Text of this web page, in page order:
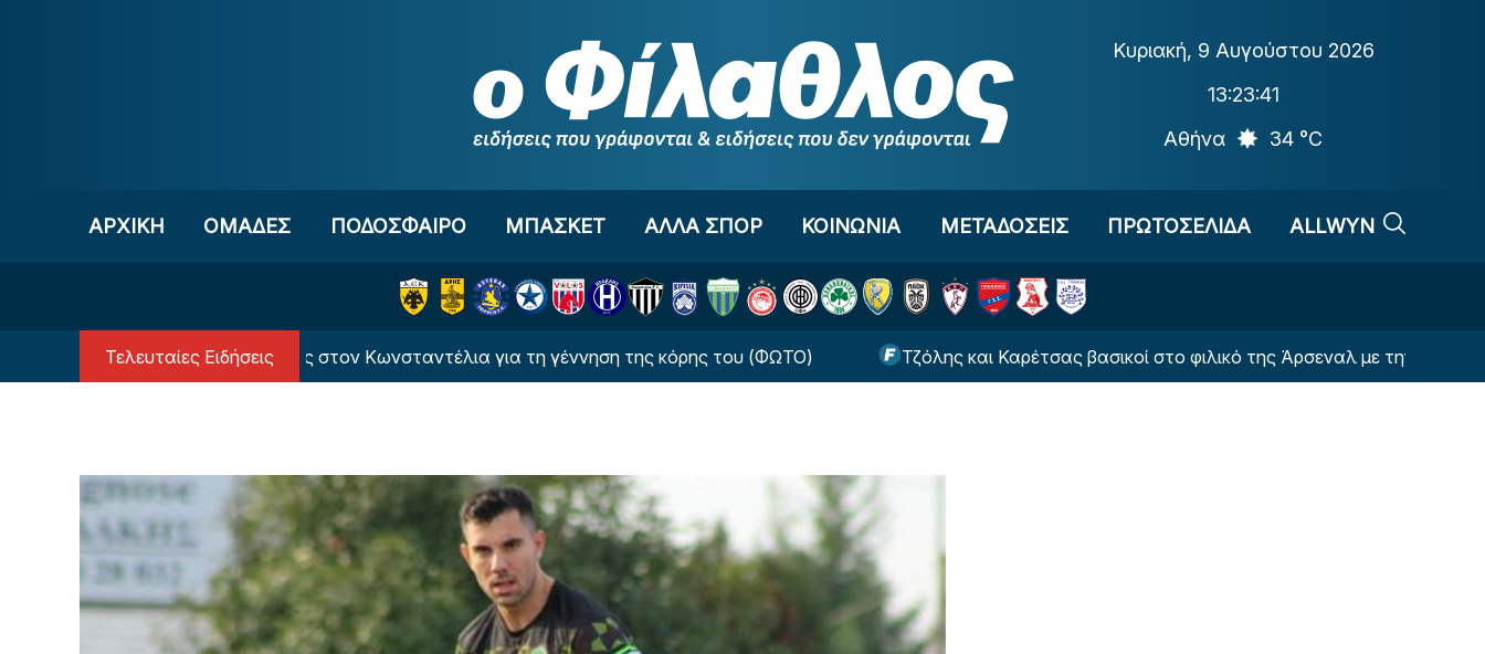
Κυριακή, 9 Αυγούστου 2026
13:23:42
Αθήνα
34 °C
ΑΡΧΙΚΗ OΜΑΔΕΣ ΠΟΔΟΣΦΑΙΡΟ ΜΠΑΣΚΕΤ ΑΛΛΑ ΣΠΟΡ ΚΟΙΝΩΝΙΑ ΜΕΤΑΔΟΣΕΙΣ ΠΡΩΤΟΣΕΛΙΔΑ ALLWYN
Τελευταίες Ειδήσεις
Οι ευχές της Εθνικής στον Κωνσταντέλια για τη γέννηση της κόρης του (ΦΩΤΟ) Τζόλης και Καρέτσας βασικοί στο φιλικό της Άρσεναλ με την Ντόρτμουντ